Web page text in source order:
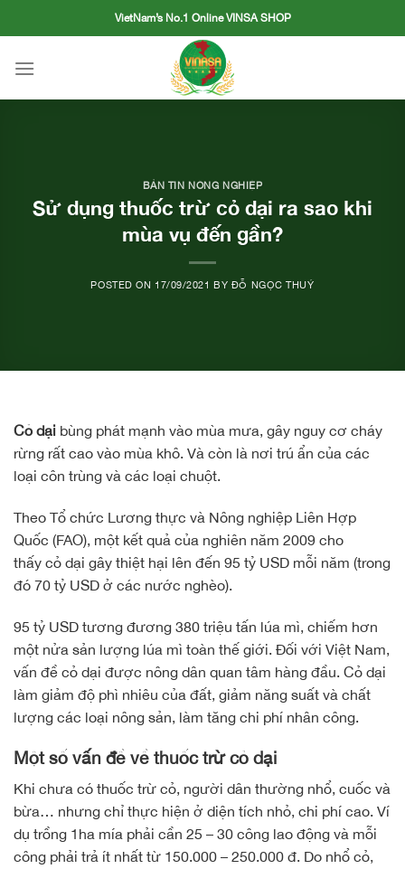
to
VietNam’s No.1 Online VINSA SHOP
BẢN TIN NÔNG NGHIỆP
Sử dụng thuốc trừ cỏ dại ra sao khi
mùa vụ đến gần?
POSTED ON 17/09/2021 BY ĐỖ NGỌC THUÝ
Cỏ dại bùng phát mạnh vào mùa mưa, gây nguy cơ cháy
rừng rất cao vào mùa khô. Và còn là nơi trú ẩn của các
loại côn trùng và các loại chuột.
Theo Tổ chức Lương thực và Nông nghiệp Liên Hợp
Quốc (FAO), một kết quả của nghiên năm 2009 cho
thấy cỏ dại gây thiệt hại lên đến 95 tỷ USD mỗi năm (trong
đó 70 tỷ USD ở các nước nghèo).
95 tỷ USD tương đương 380 triệu tấn lúa mì, chiếm hơn
một nửa sản lượng lúa mì toàn thế giới. Đối với Việt Nam,
vấn đề cỏ dại được nông dân quan tâm hàng đầu. Cỏ dại
làm giảm độ phì nhiêu của đất, giảm năng suất và chất
lượng các loại nông sản, làm tăng chi phí nhân công.
Một số vấn đề về thuốc trừ cỏ dại
Khi chưa có thuốc trừ cỏ, người dân thường nhổ, cuốc và
bừa… nhưng chỉ thực hiện ở diện tích nhỏ, chi phí cao. Ví
dụ trồng 1ha mía phải cần 25 – 30 công lao động và mỗi
công phải trả ít nhất từ 150.000 – 250.000 đ. Do nhổ cỏ,